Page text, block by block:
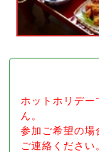
ホットホリデ
ん。
参加ご希望の場
ご連絡ください